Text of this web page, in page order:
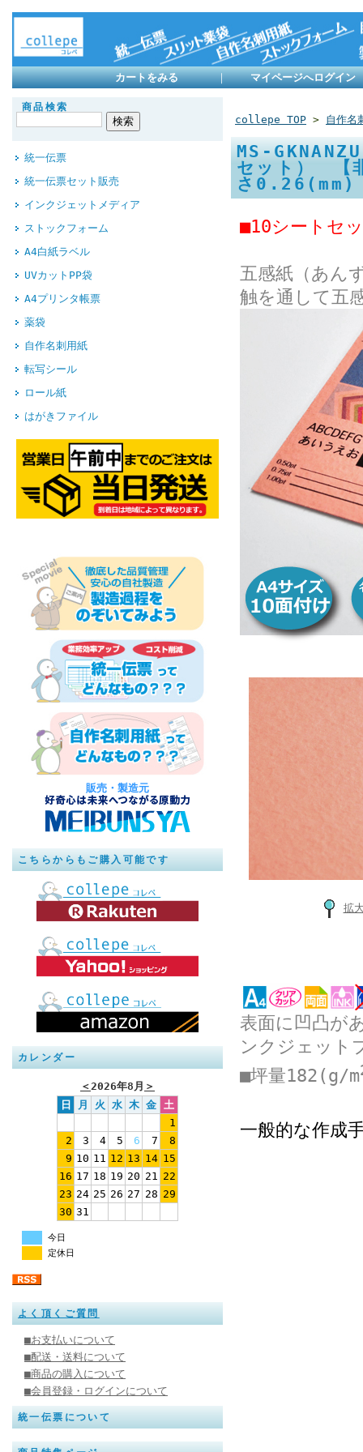
カートをみる ｜ マイページへログイン
商品検索
統一伝票
統一伝票セット販売
インクジェットメディア
ストックフォーム
A4白紙ラベル
UVカットPP袋
A4プリンタ帳票
薬袋
自作名刺用紙
転写シール
ロール紙
はがきファイル
販売・製造元
こちらからもご購入可能です
カレンダー
＜ 2026年8月 ＞
日
月 火 水 木 金
土
1
2
3 4 5 6 7
8
9 10 11 12 13 14 15
16 17 18 19 20 21
22
23 24 25 26 27 28 29
30 31
今日
定休日
よく頂くご質問
■お支払いについて
■配送・送料について
■商品の購入について
■会員登録・ログインについて
統一伝票について
collepe TOP > 自作名
MS-
セット） 【
さ0.26(mm)
■10シートセ
五感紙（あん
触を通して五
拡
表面に凹凸が
ンクジェット
■坪量182(g/m
一般的な作成